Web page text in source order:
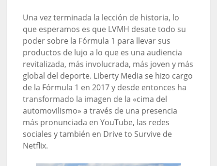
Una vez terminada la lección de historia, lo
que esperamos es que LVMH desate todo su
poder sobre la Fórmula 1 para llevar sus
productos de lujo a lo que es una audiencia
revitalizada, más involucrada, más joven y más
global del deporte. Liberty Media se hizo cargo
de la Fórmula 1 en 2017 y desde entonces ha
transformado la imagen de la «cima del
automovilismo» a través de una presencia
más pronunciada en YouTube, las redes
sociales y también en Drive to Survive de
Netflix.